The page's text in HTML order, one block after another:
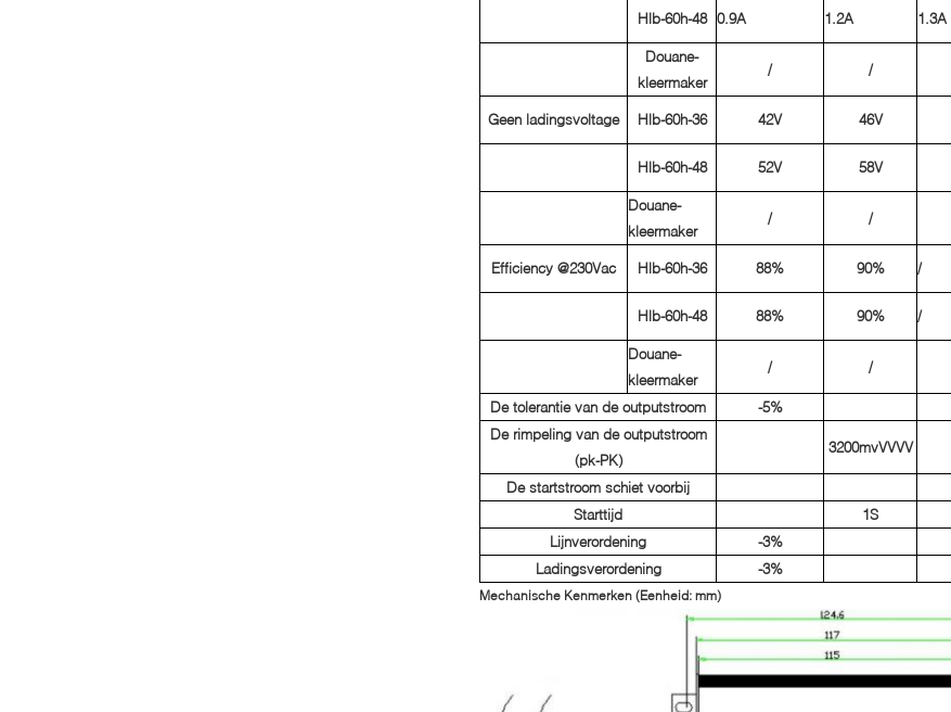
Hlb-60h-48 0.9A 1.2A 1.3A
Douane-
kleermaker
/ /
Geen ladingsvoltage Hlb-60h-36 42V 46V
Hlb-60h-48 52V 58V
Douane-
kleermaker
/ /
Efficiency @230Vac Hlb-60h-36 88% 90% /
Hlb-60h-48 88% 90% /
Douane-
kleermaker
/ /
De tolerantie van de outputstroom -5%
De rimpeling van de outputstroom
(pk-PK)
3200mvVVVV
De startstroom schiet voorbij
Starttijd
1S
Lijnverordening
-3%
Ladingsverordening
-3%
Mechanische Kenmerken (Eenheid: mm)